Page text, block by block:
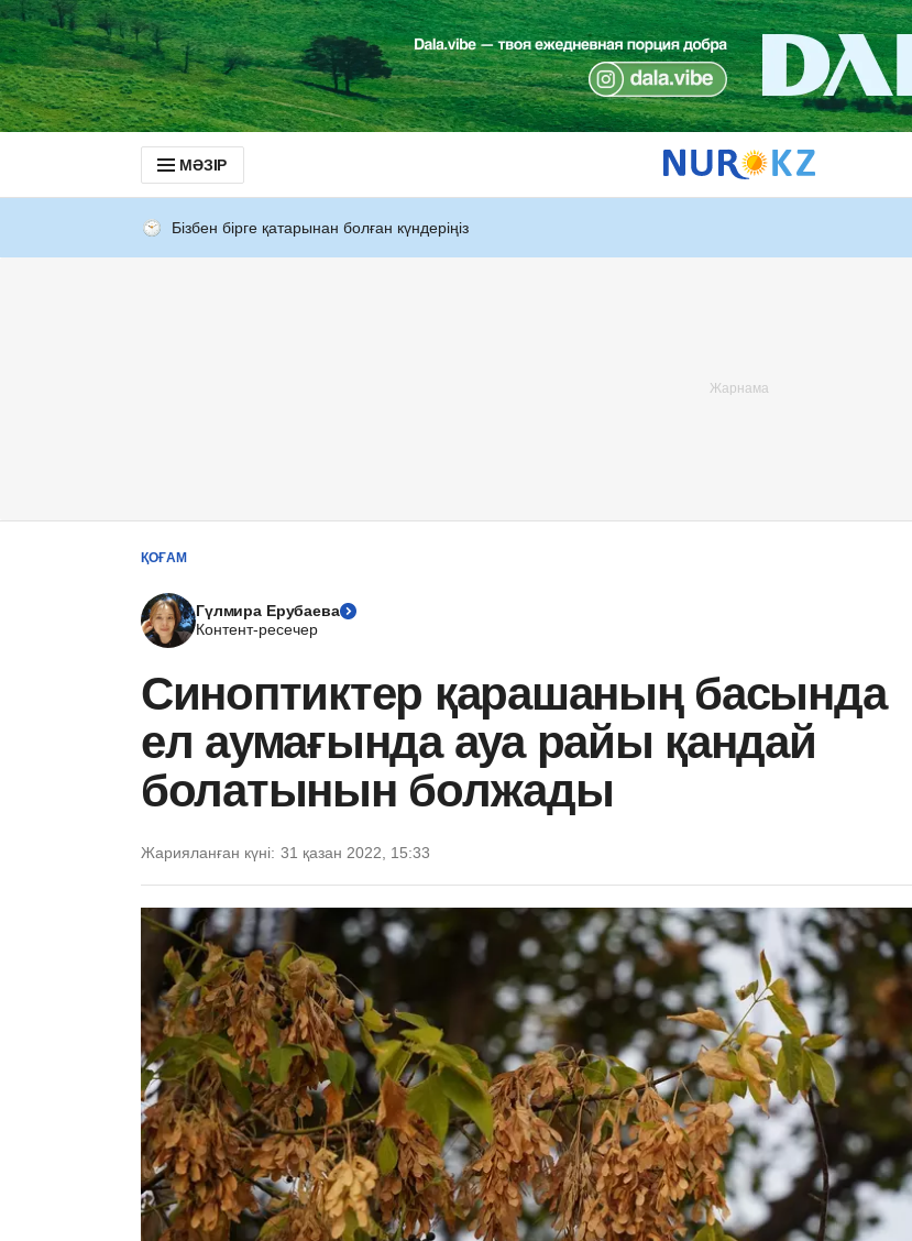
МӘЗІР
Бізбен бірге қатарынан болған күндеріңіз
ҚОҒАМ
Гүлмира Ерубаева
Контент-ресечер
Синоптиктер қарашаның басында
ел аумағында ауа райы қандай
болатынын болжады
Жарияланған күні: 31 қазан 2022, 15:33